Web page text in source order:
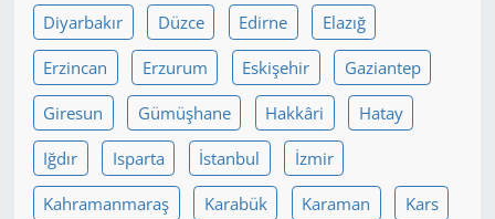
Diyarbakır Düzce Edirne Elazığ
Erzincan Erzurum Eskişehir Gaziantep
Giresun Gümüşhane Hakkâri Hatay
Iğdır Isparta İstanbul İzmir
Kahramanmaraş Karabük Karaman Kars